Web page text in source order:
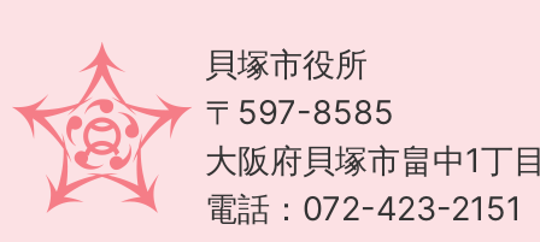
貝塚市役所
〒597-8585
大阪府貝塚市畠中1丁
電話：072-423-2151